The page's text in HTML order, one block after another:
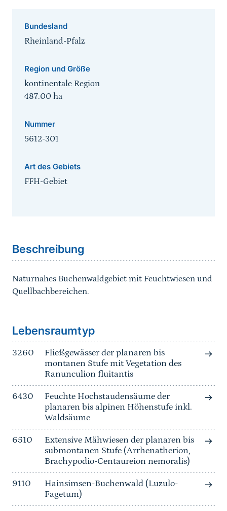
Bundesland
Rheinland-Pfalz
Region und Größe
kontinentale Region
487.00 ha
Nummer
5612-301
Art des Gebiets
FFH-Gebiet
Beschreibung
Naturnahes Buchenwaldgebiet mit Feuchtwiesen und
Quellbachbereichen.
Lebensraumtyp
3260
Fließgewässer der planaren bis
montanen Stufe mit Vegetation des
Ranunculion fluitantis
6430
Feuchte Hochstaudensäume der
planaren bis alpinen Höhenstufe inkl.
Waldsäume
6510
Extensive Mähwiesen der planaren bis
submontanen Stufe (Arrhenatherion,
Brachypodio-Centaureion nemoralis)
9110
Hainsimsen-Buchenwald (Luzulo-
Fagetum)